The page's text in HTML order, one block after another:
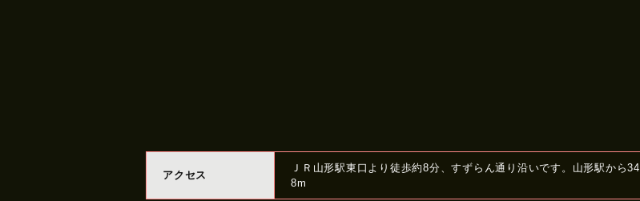
アクセス
ＪＲ山形駅東口より徒歩約8分、すずらん通り沿いです。山形駅から34
8m